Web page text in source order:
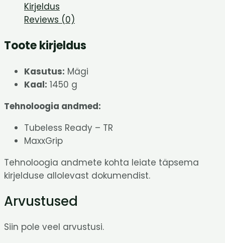
Kirjeldus
Reviews (0)
Toote kirjeldus
Kasutus: Mägi
Kaal: 1450 g
Tehnoloogia andmed:
Tubeless Ready – TR
MaxxGrip
Tehnoloogia andmete kohta leiate täpsema
kirjelduse allolevast dokumendist.
Arvustused
Siin pole veel arvustusi.